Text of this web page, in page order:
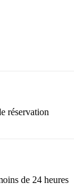
de toutes les
réservation
rien tant que
de 24 heures